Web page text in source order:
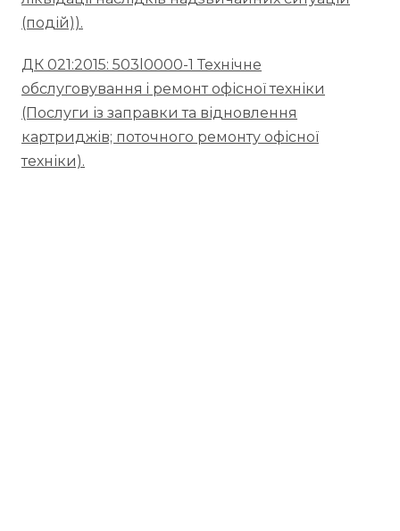
(подій)).
ДК 021:2015: 503l0000-1 Технічне
обслуговування i ремонт офісної техніки
(Послуги із заправки та відновлення
картриджів; поточного ремонту офісної
техніки).